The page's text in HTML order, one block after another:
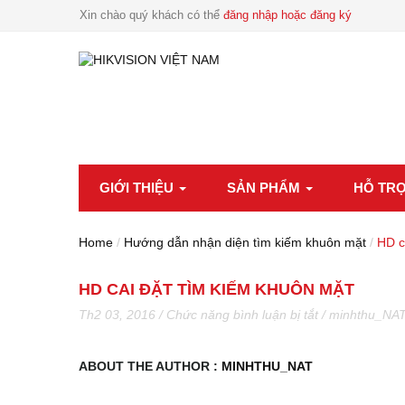
Xin chào quý khách có thể đăng nhập hoặc đăng ký
GIỚI THIỆU SẢN PHẨM HỖ
Home / Hướng dẫn nhận diện tìm kiếm khuôn mặt / HD
HD CAI ĐẶT TÌM KIẾM KHUÔN MẶT
Th2 03, 2016 / Chức năng bình luận bị tắtở/
ABOUT THE AUTHOR : MINHTHU_NAT